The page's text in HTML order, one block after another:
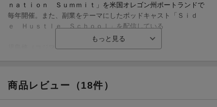
ｎａｔｉｏｎ Ｓｕｍｍｉｔ」を米国オレゴン州ポートランドで
毎年開催。また、副業をテーマにしたポッドキャスト「Ｓｉｄ
ｅ Ｈｕｓｔｌｅ Ｓｃｈｏｏｌ」を配信している
児島修（コジマオサム）
商品レビュー（18件）